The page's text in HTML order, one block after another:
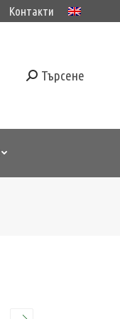
Контакти
Търсене